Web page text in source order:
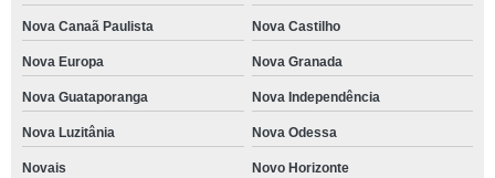
Nova Canaã Paulista Nova Castilho
Nova Europa Nova Granada
Nova Guataporanga Nova Independência
Nova Luzitânia Nova Odessa
Novais Novo Horizonte